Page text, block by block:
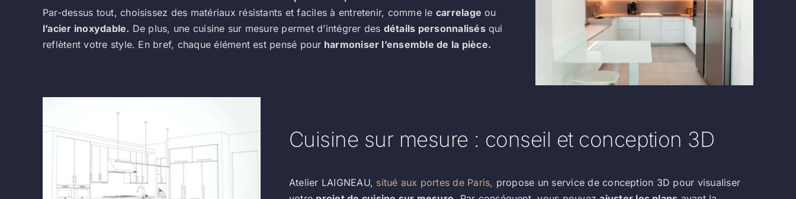
Par-dessus tout, choisissez des matériaux résistants et faciles à entretenir, comme le carrelage ou
l’acier inoxydable. De plus, une cuisine sur mesure permet d’intégrer des détails personnalisésqui
reflètent votre style. En bref, chaque élément est pensé pour harmoniser l’ensemble de la pièce.
Cuisine sur mesure : conseil et conception 3D
Atelier LAIGNEAU, situé aux portes de Paris, propose un service de conception 3D pour visualiser